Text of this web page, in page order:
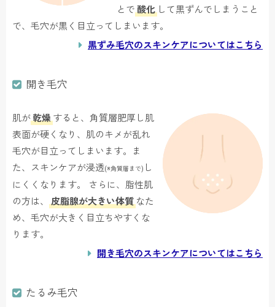
とで酸化 して黒ずんでしまうこと
で、毛穴が黒く目立ってしまいます。
黒ずみ毛穴のスキンケアについてはこちら
開き毛穴
肌が乾燥 すると、角質層肥厚し肌
表面が硬くなり、肌のキメが乱れ
毛穴が目立ってしまいます。ま
た、スキンケアが浸透(※角質層まで) し
にくくなります。 さらに、脂性肌
の方は、
皮脂腺が大きい体質 なた
め、毛穴が大きく目立ちやすくな
ります。
開き毛穴のスキンケアについてはこちら
たるみ毛穴